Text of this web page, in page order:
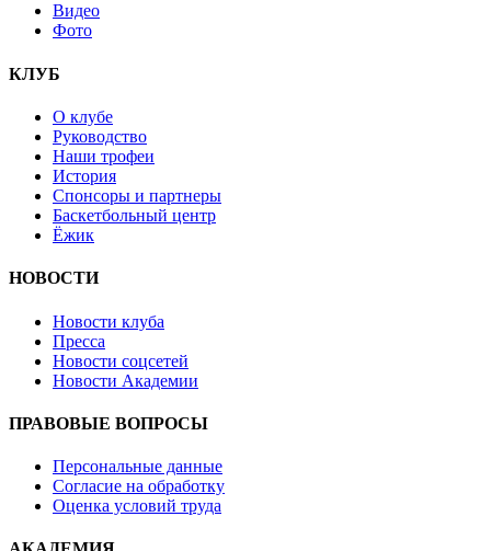
Видео
Фото
КЛУБ
О клубе
Руководство
Наши трофеи
История
Спонсоры и партнеры
Баскетбольный центр
Ёжик
НОВОСТИ
Новости клуба
Пресса
Новости соцсетей
Новости Академии
ПРАВОВЫЕ ВОПРОСЫ
Персональные данные
Согласие на обработку
Оценка условий труда